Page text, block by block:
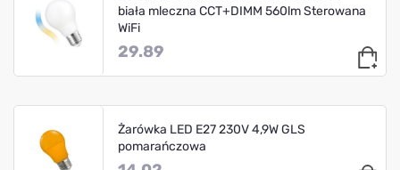
biała mleczna CCT+DIMM 560lm Sterowana
WiFi
29.89
Żarówka LED E27 230V 4,9W GLS
pomarańczowa